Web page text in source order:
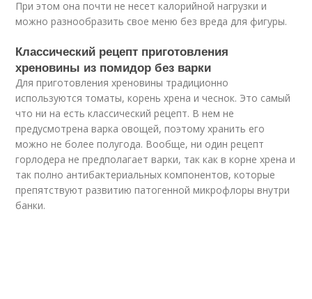
При этом она почти не несет калорийной нагрузки и
можно разнообразить свое меню без вреда для фигуры.
Классический рецепт приготовления
хреновины из помидор без варки
Для приготовления хреновины традиционно
используются томаты, корень хрена и чеснок. Это самый
что ни на есть классический рецепт. В нем не
предусмотрена варка овощей, поэтому хранить его
можно не более полугода. Вообще, ни один рецепт
горлодера не предполагает варки, так как в корне хрена и
так полно антибактериальных компонентов, которые
препятствуют развитию патогенной микрофлоры внутри
банки.